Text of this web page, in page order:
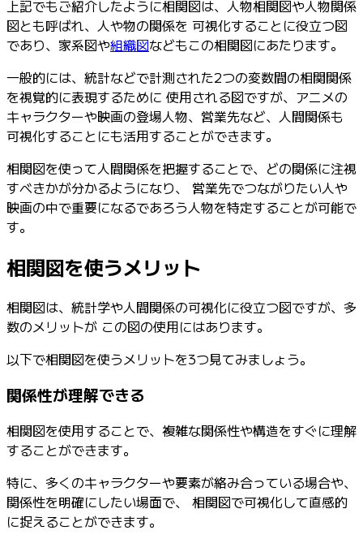
上記でもご紹介したように相関図は、人物相関図や人物関係
図とも呼ばれ、人や物の関係を 可視化することに役立つ図
であり、家系図や組織図などもこの相関図にあたります。
一般的には、統計などで計測された2つの変数間の相関関係
を視覚的に表現するために 使用される図ですが、アニメの
キャラクターや映画の登場人物、営業先など、人間関係も
可視化することにも活用することができます。
相関図を使って人間関係を把握することで、どの関係に注視
すべきかが分かるようになり、 営業先でつながりたい人や
映画の中で重要になるであろう人物を特定することが可能で
す。
相関図を使うメリット
相関図は、統計学や人間関係の可視化に役立つ図ですが、多
数のメリットが この図の使用にはあります。
以下で相関図を使うメリットを3つ見てみましょう。
関係性が理解できる
相関図を使用することで、複雑な関係性や構造をすぐに理解
することができます。
特に、多くのキャラクターや要素が絡み合っている場合や、
関係性を明確にしたい場面で、 相関図で可視化して直感的
に捉えることができます。